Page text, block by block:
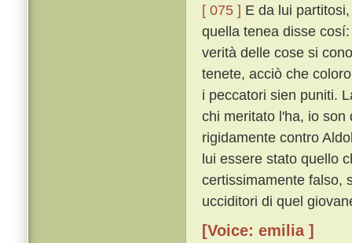
[ 075 ] E da lui
quella tenea disse
verità delle cose si
tenete, acciò che
i peccatori sien puniti.
chi meritato l'ha, io
rigidamente contro
lui essere stato quello
certissimamente falso,
ucciditori di quel
[Voice: emilia ]